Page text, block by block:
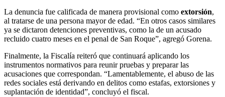
La denuncia fue calificada de manera provisional como extorsión,
al tratarse de una persona mayor de edad. “En otros casos similares
ya se dictaron detenciones preventivas, como la de un acusado
recluido cuatro meses en el penal de San Roque”, agregó Gorena.
Finalmente, la Fiscalía reiteró que continuará aplicando los
instrumentos normativos para reunir pruebas y preparar las
acusaciones que correspondan. “Lamentablemente, el abuso de las
redes sociales está derivando en delitos como estafas, extorsiones y
suplantación de identidad”, concluyó el fiscal.